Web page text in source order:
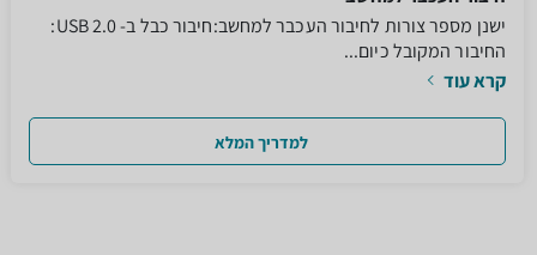
ישנן מספר צורות לחיבור העכבר למחשב:חיבור כבל ב- USB 2.0:
החיבור המקובל כיום...
קרא עוד
למדריך המלא